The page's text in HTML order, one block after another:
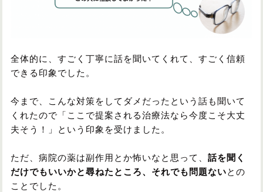
全体的に、すごく丁寧に話を聞いてくれて、すごく信頼
できる印象でした。
今まで、こんな対策をしてダメだったという話も聞いて
くれたので「ここで提案される治療法なら今度こそ大丈
夫そう！」という印象を受けました。
ただ、病院の薬は副作用とか怖いなと思って、 話を聞く
だけでもいいかと尋ねたところ、それでも問題ない との
ことでした。